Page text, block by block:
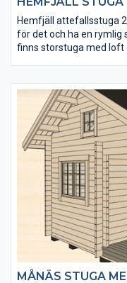
Hemfjäll attefallsstuga
för det och ha en rymlig
finns storstuga med loft
ljuset. Den stora
du kan ta vara på
35 kvm. Virket till
skogar och
MÅNÄS STUGA